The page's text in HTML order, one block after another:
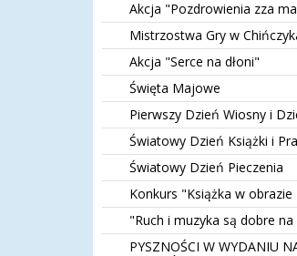
Akcja "Pozdrowienia zza
Mistrzostwa Gry w
Akcja "Serce na dłoni"
Święta Majowe
Pierwszy Dzień Wiosny i
Światowy Dzień Książki i
Światowy Dzień Pieczenia
Konkurs "Książka w obrazie
"Ruch i muzyka są dobre
PYSZNOŚCI W WYDANIU